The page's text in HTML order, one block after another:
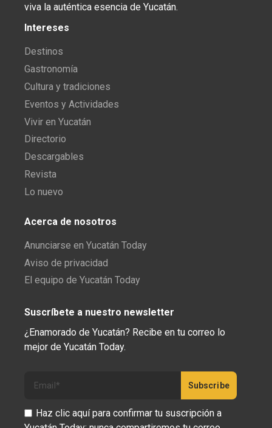
viva la auténtica esencia de Yucatán.
Intereses
Destinos
Gastronomía
Cultura y tradiciones
Eventos y Actividades
Vivir en Yucatán
Directorio
Descargables
Revista
Lo nuevo
Acerca de nosotros
Anunciarse en Yucatán Today
Aviso de privacidad
El equipo de Yucatán Today
Suscríbete a nuestro newsletter
¿Enamorado de Yucatán? Recibe en tu correo lo
mejor de Yucatán Today.
Haz clic aquí para confirmar tu suscripción a